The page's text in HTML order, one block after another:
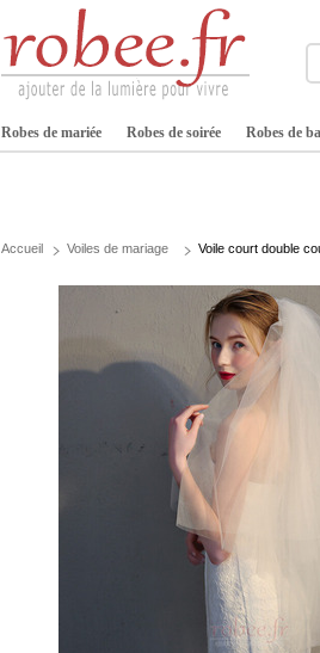
Robes de mariée Robes de soirée Robes de
Accueil Voiles de mariage Voile court double